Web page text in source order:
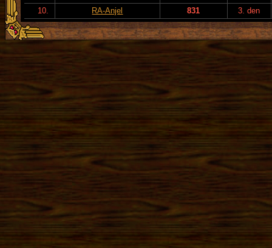
10.
RA-Anjel 831 3. den